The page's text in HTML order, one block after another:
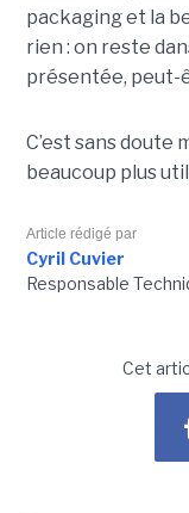
packaging et la
rien : on reste
présentée, peut-
C’est sans doute
beaucoup plus
Article rédigé par
Cyril Cuvier
Responsable
Cet